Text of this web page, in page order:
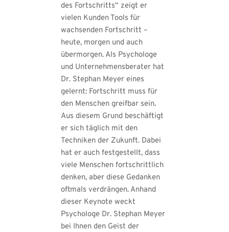
des Fortschritts“ zeigt er
vielen Kunden Tools für
wachsenden Fortschritt –
heute, morgen und auch
übermorgen. Als Psychologe
und Unternehmensberater hat
Dr. Stephan Meyer eines
gelernt: Fortschritt muss für
den Menschen greifbar sein.
Aus diesem Grund beschäftigt
er sich täglich mit den
Techniken der Zukunft. Dabei
hat er auch festgestellt, dass
viele Menschen fortschrittlich
denken, aber diese Gedanken
oftmals verdrängen. Anhand
dieser Keynote weckt
Psychologe Dr. Stephan Meyer
bei Ihnen den Geist der